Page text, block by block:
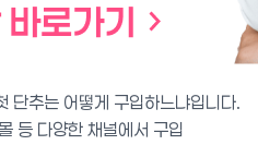
단추는 어떻게 구입하느냐입니다.
등 다양한 채널에서 구입